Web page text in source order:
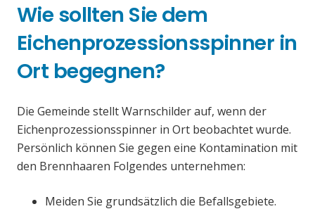
Wie sollten Sie dem
Eichenprozessionsspinner in
Ort begegnen?
Die Gemeinde stellt Warnschilder auf, wenn der
Eichenprozessionsspinner in Ort beobachtet wurde.
Persönlich können Sie gegen eine Kontamination mit
den Brennhaaren Folgendes unternehmen:
Meiden Sie grundsätzlich die Befallsgebiete.